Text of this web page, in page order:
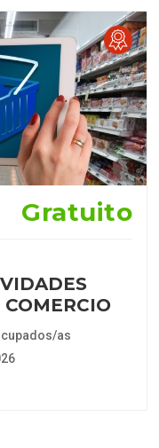
Gratuito
as